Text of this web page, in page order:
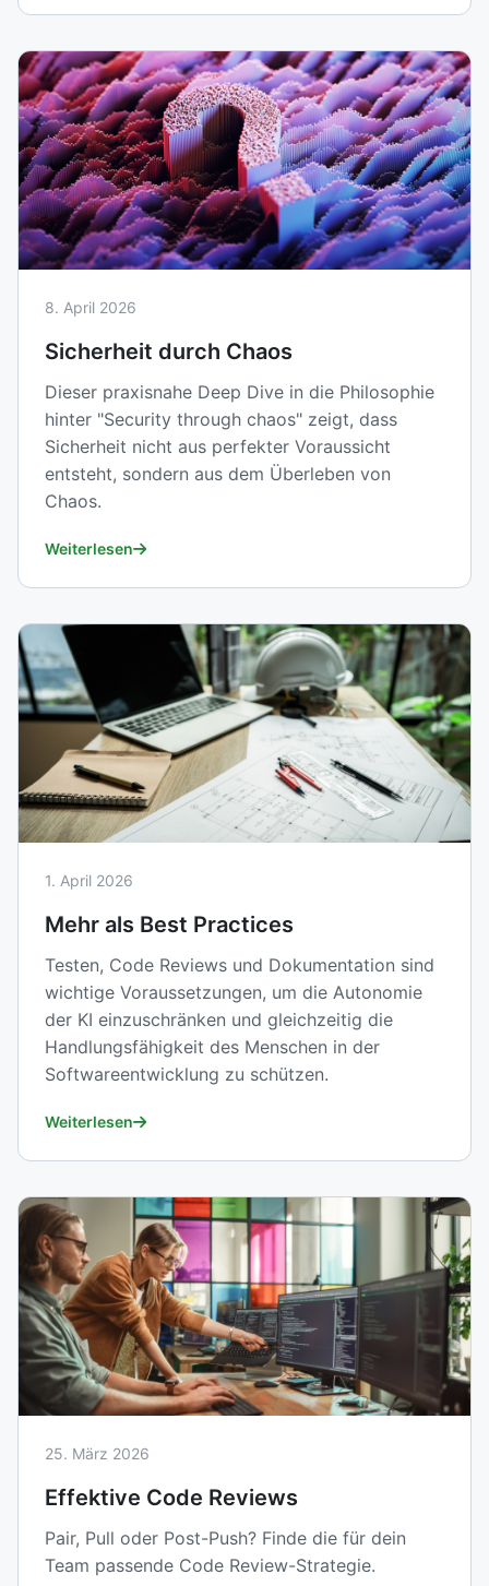
8. April 2026
Sicherheit durch Chaos
Dieser praxisnahe Deep Dive in die Philosophie
hinter "Security through chaos" zeigt, dass
Sicherheit nicht aus perfekter Voraussicht
entsteht, sondern aus dem Überleben von
Chaos.
Weiterlesen
1. April 2026
Mehr als Best Practices
Testen, Code Reviews und Dokumentation sind
wichtige Voraussetzungen, um die Autonomie
der KI einzuschränken und gleichzeitig die
Handlungsfähigkeit des Menschen in der
Softwareentwicklung zu schützen.
Weiterlesen
25. März 2026
Effektive Code Reviews
Pair, Pull oder Post-Push? Finde die für dein
Team passende Code Review-Strategie.